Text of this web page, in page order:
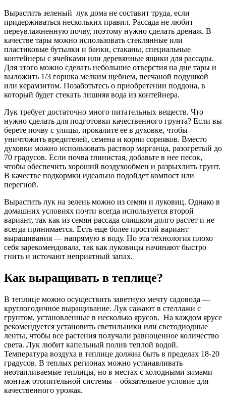
Вырастить зеленый лук дома не составит труда, если
придерживаться нескольких правил. Рассада не любит
переувлажненную почву, поэтому нужно сделать дренаж. В
качестве тары можно использовать стеклянные или
пластиковые бутылки и банки, стаканы, специальные
контейнеры с ячейками или деревянные ящики для рассады.
Для этого можно сделать небольшие отверстия на дне тары и
выложить 1/3 горшка мелким щебнем, песчаной подушкой
или керамзитом. Позаботьтесь о приобретении поддона, в
который будет стекать лишняя вода из контейнера.
Лук требует достаточно много питательных веществ. Что
нужно сделать для подготовки качественного грунта? Если вы
берете почву с улицы, прокалите ее в духовке, чтобы
уничтожить вредителей, семена и корни сорняков. Вместо
духовки можно использовать раствор марганца, разогретый до
70 градусов. Если почва глинистая, добавьте в нее песок,
чтобы обеспечить хороший воздухообмен и разрыхлить грунт.
В качестве подкормки идеально подойдет компост или
перегной.
Вырастить лук на зелень можно из семян и луковиц. Однако в
домашних условиях почти всегда используется второй
вариант, так как из семян рассада слишком долго растет и не
всегда принимается. Есть еще более простой вариант
выращивания — напрямую в воду. Но эта технология плохо
себя зарекомендовала, так как луковицы начинают быстро
гнить и источают неприятный запах.
Как выращивать в теплице?
В теплице можно осуществить заветную мечту садовода —
круглогодичное выращивание. Лук сажают в стеллажи с
грунтом, установленные в несколько ярусов. На каждом ярусе
рекомендуется установить светильники или светодиодные
ленты, чтобы все растения получали равноценное количество
света. Лук любит капельный полив теплой водой.
Температура воздуха в теплице должна быть в пределах 18-20
градусов. В теплых регионах можно устанавливать
неотапливаемые теплицы, но в местах с холодными зимами
монтаж отопительной системы – обязательное условие для
качественного урожая.